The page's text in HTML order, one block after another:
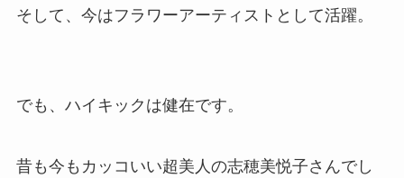
そして、今はフラワーアーティストとして活躍。
でも、ハイキックは健在です。
昔も今もカッコいい超美人の志穂美悦子さんでし